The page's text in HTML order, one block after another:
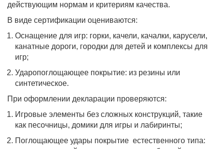
действующим нормам и критериям качества.
В виде сертификации оцениваются:
Оснащение для игр: горки, качели, качалки, карусели,
канатные дороги, городки для детей и комплексы для
игр;
Ударопоглощающее покрытие: из резины или
синтетическое.
При оформлении декларации проверяются:
Игровые элементы без сложных конструкций, такие
как песочницы, домики для игры и лабиринты;
Поглощающее удары покрытие естественного типа: